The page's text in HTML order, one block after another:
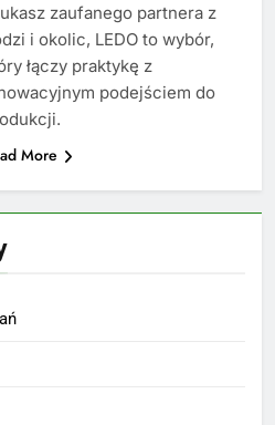
zaufanego partnera z
i okolic, LEDO to wybór,
łączy praktykę z
podejściem do
More